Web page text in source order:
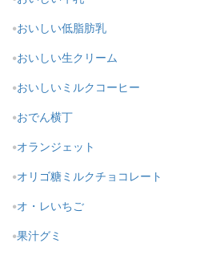
おいしい低脂肪乳
おいしい生クリーム
おいしいミルクコーヒー
おでん横丁
オランジェット
オリゴ糖ミルクチョコレート
オ・レいちご
果汁グミ